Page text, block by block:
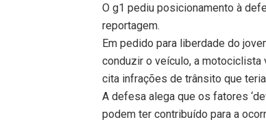
O g1 pediu posicionamento à
reportagem.
Em pedido para liberdade do
conduzir o veículo, a motociclista
cita infrações de trânsito que
A defesa alega que os fatores
podem ter contribuído para a